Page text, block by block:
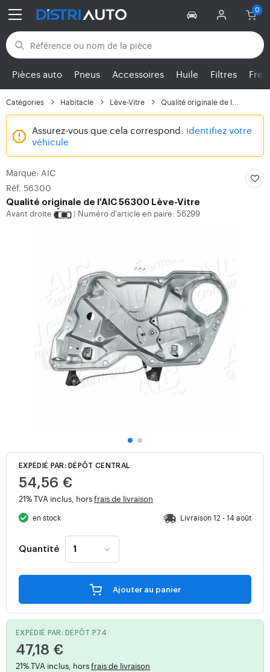
Retour aux catégories
Pièces auto Pneus Accessoires Huile Filtres
Catégories Habitacle Lève-Vitre Qualité originale de l...
Assurez-vous que cela correspond: identifiez votre
véhicule
Marque: AIC
Réf. 56300
Qualité originale de l'AIC 56300 Lève-Vitre
Avant droite Numéro d'article en paire: 56299
EXPÉDIÉ PAR: DÉPÔT CENTRAL
54,56 €
21% TVA inclus, horsfrais de livraison
en stock Livraison 12 - 14 août
Quantité
Ajouter au panier
EXPÉDIÉ PAR: DÉPÔT P74
47,18 €
21% TVA inclus, horsfrais de livraison